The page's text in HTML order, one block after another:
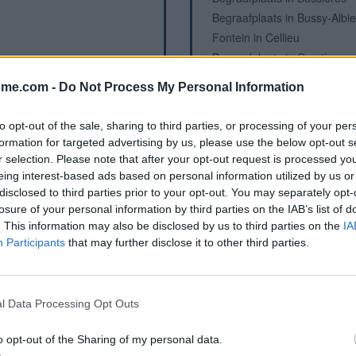
- Do Not Process My Personal Information
opt-out of the sale, sharing to third parties, or processing of your
for targeted advertising by us, please use the below opt-out
selection. Please note that after your opt-out request is processed
interest-based ads based on personal information utilized by us
to third parties prior to your opt-out. You may separately
of your personal information by third parties on the IAB’s list of
This information may also be disclosed by us to third parties on the
Participants that may further disclose it to other third parties.
Data Processing Opt Outs
opt-out of the Sharing of my personal data.
Begraafplaats in Bussy-
Fontein in Cellieu
Begraafplaats in Cervières
Begraafplaats in Chalmazel
Fontein in Chalmazel
Fontein in Chalmazel
Begraafplaats in Chambéon
Begraafplaats in Chambles
Fontein in Chambles
Begraafplaats in Champdieu
Begraafplaats in Changy